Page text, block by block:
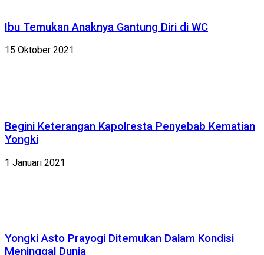
Ibu Temukan Anaknya Gantung Diri di WC
15 Oktober 2021
Begini Keterangan Kapolresta Penyebab Kematian
Yongki
1 Januari 2021
Yongki Asto Prayogi Ditemukan Dalam Kondisi
Meninggal Dunia